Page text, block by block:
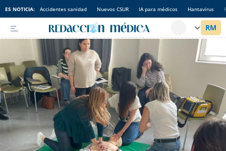
ES NOTICIA: Accidentes sanidad Nuevos CSUR IA para médicos Hantavirus